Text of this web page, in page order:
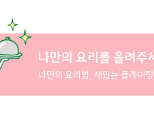
나만의 요리를 올려주
나만의 요리법, 재밌는 플레이